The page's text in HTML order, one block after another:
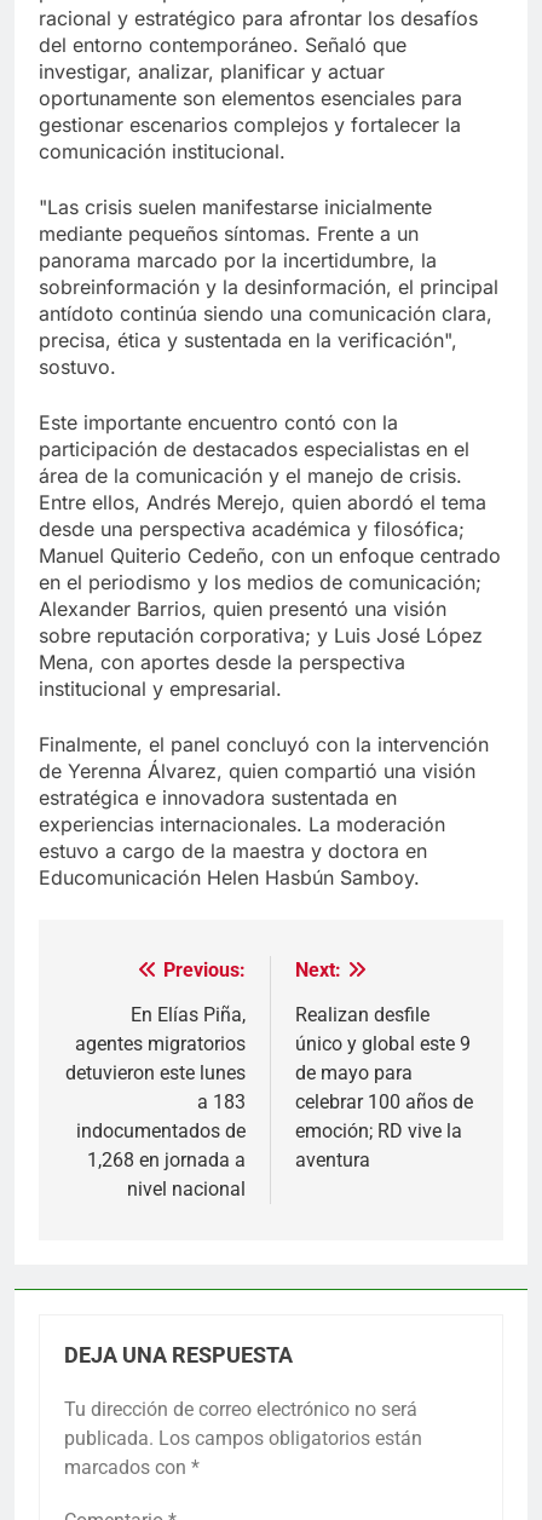
racional y estratégico para afrontar los desafíos
del entorno contemporáneo. Señaló que
investigar, analizar, planificar y actuar
oportunamente son elementos esenciales para
gestionar escenarios complejos y fortalecer la
comunicación institucional.
"Las crisis suelen manifestarse inicialmente
mediante pequeños síntomas. Frente a un
panorama marcado por la incertidumbre, la
sobreinformación y la desinformación, el principal
antídoto continúa siendo una comunicación clara,
precisa, ética y sustentada en la verificación",
sostuvo.
Este importante encuentro contó con la
participación de destacados especialistas en el
área de la comunicación y el manejo de crisis.
Entre ellos, Andrés Merejo, quien abordó el tema
desde una perspectiva académica y filosófica;
Manuel Quiterio Cedeño, con un enfoque centrado
en el periodismo y los medios de comunicación;
Alexander Barrios, quien presentó una visión
sobre reputación corporativa; y Luis José López
Mena, con aportes desde la perspectiva
institucional y empresarial.
Finalmente, el panel concluyó con la intervención
de Yerenna Álvarez, quien compartió una visión
estratégica e innovadora sustentada en
experiencias internacionales. La moderación
estuvo a cargo de la maestra y doctora en
Educomunicación Helen Hasbún Samboy.
Navegación
entradas
Previous:
En Elías Piña,
agentes migratorios
detuvieron este lunes
a 183
indocumentados de
1,268 en jornada a
nivel nacional
Next:
Realizan desfile
único y global este 9
de mayo para
celebrar 100 años de
emoción; RD vive la
aventura
DEJA UNA RESPUESTA
Tu dirección de correo electrónico no será
publicada. Los campos obligatorios están
marcados con *